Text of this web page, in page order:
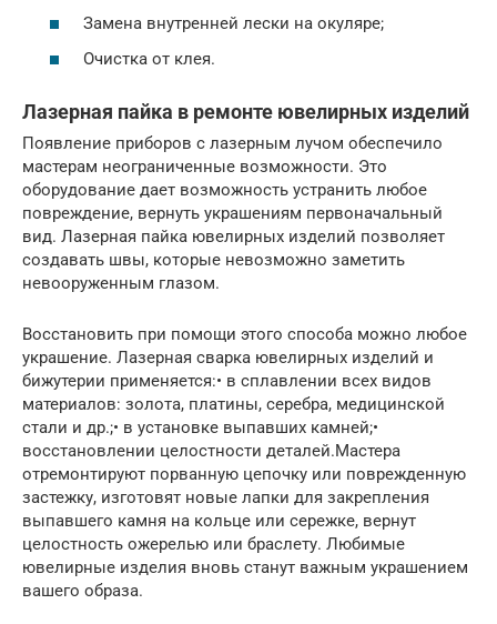
Замена внутренней лески на окуляре;
Очистка от клея.
Лазерная пайка в ремонте ювелирных изделий
Появление приборов с лазерным лучом обеспечило
мастерам неограниченные возможности. Это
оборудование дает возможность устранить любое
повреждение, вернуть украшениям первоначальный
вид. Лазерная пайка ювелирных изделий позволяет
создавать швы, которые невозможно заметить
невооруженным глазом.
Восстановить при помощи этого способа можно любое
украшение. Лазерная сварка ювелирных изделий и
бижутерии применяется:• в сплавлении всех видов
материалов: золота, платины, серебра, медицинской
стали и др.;• в установке выпавших камней;•
восстановлении целостности деталей.Мастера
отремонтируют порванную цепочку или поврежденную
застежку, изготовят новые лапки для закрепления
выпавшего камня на кольце или сережке, вернут
целостность ожерелью или браслету. Любимые
ювелирные изделия вновь станут важным украшением
вашего образа.